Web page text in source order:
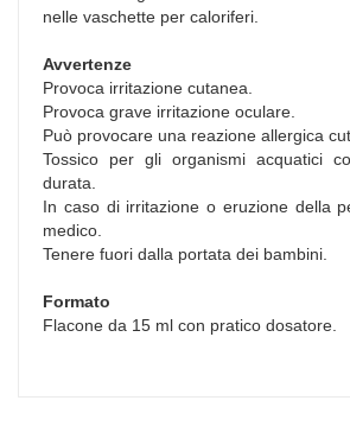
nelle vaschette per caloriferi.
Avvertenze
Provoca irritazione cutanea.
Provoca grave irritazione oculare.
Può provocare una reazione allergica
Tossico per gli organismi acquatici
durata.
In caso di irritazione o eruzione della
medico.
Tenere fuori dalla portata dei bambini.
Formato
Flacone da 15 ml con pratico dosatore.